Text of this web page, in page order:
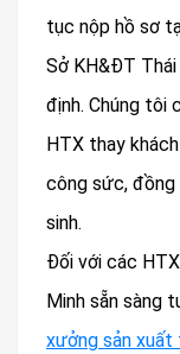
tục nộp hồ sơ
Sở KH&ĐT
định. Chúng tôi
HTX thay
công sức, đồng
sinh.
Đối với các
Minh sẵn sàng
xưởng sản xuất